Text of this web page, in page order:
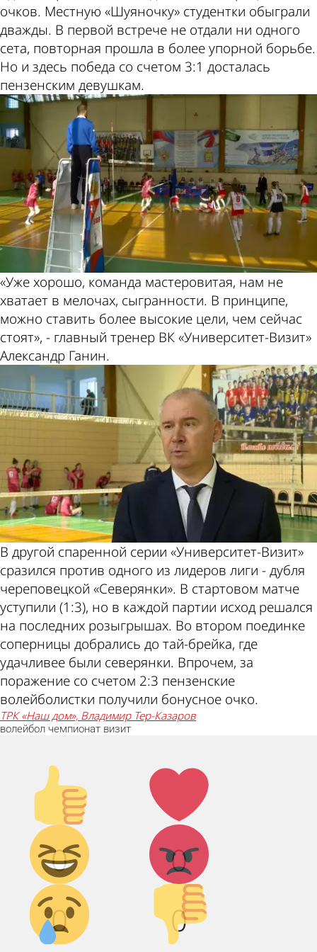
очков. Местную «Шуяночку» студентки обыграли
дважды. В первой встрече не отдали ни одного
сета, повторная прошла в более упорной борьбе.
Но и здесь победа со счетом 3:1 досталась
пензенским девушкам.
«Уже хорошо, команда мастеровитая, нам не
хватает в мелочах, сыгранности. В принципе,
можно ставить более высокие цели, чем сейчас
стоят», - главный тренер ВК «Университет-Визит»
Александр Ганин.
В другой спаренной серии «Университет-Визит»
сразился против одного из лидеров лиги - дубля
череповецкой «Северянки». В стартовом матче
уступили (1:3), но в каждой партии исход решался
на последних розыгрышах. Во втором поединке
соперницы добрались до тай-брейка, где
удачливее были северянки. Впрочем, за
поражение со счетом 2:3 пензенские
волейболистки получили бонусное очко.
ТРК «Наш дом», Владимир Тер-Казаров
волейбол чемпионат визит
Палец
вверх!
0
Лайк!
0
Дикий
смех!
0
Агрессия!
0
Грусть :(
Палец
вниз!